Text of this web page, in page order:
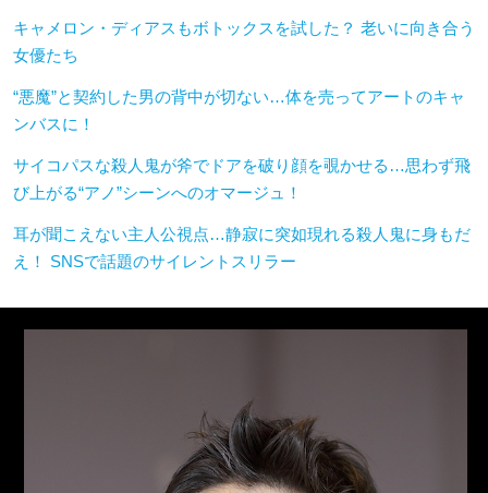
キャメロン・ディアスもボトックスを試した？ 老いに向き合う
女優たち
“悪魔”と契約した男の背中が切ない…体を売ってアートのキャ
ンバスに！
サイコパスな殺人鬼が斧でドアを破り顔を覗かせる…思わず飛
び上がる“アノ”シーンへのオマージュ！
耳が聞こえない主人公視点…静寂に突如現れる殺人鬼に身もだ
え！ SNSで話題のサイレントスリラー